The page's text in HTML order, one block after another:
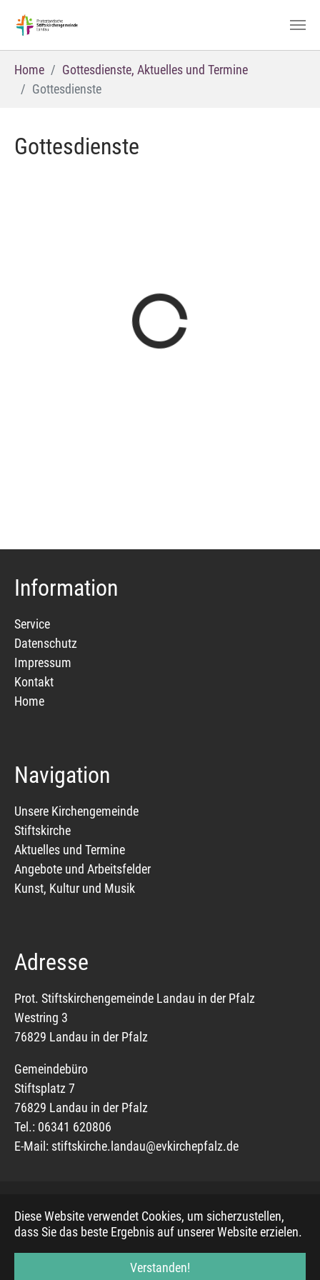
Diese Website verwendet Cookies, um sicherzustellen,
dass Sie das beste Ergebnis auf unserer Website erzielen.
Verstanden!
Home
Gottesdienste, Aktuelles und Termine
Gottesdienste
Gottesdienste
Information
Service
Datenschutz
Impressum
Kontakt
Home
Navigation
Unsere Kirchengemeinde
Stiftskirche
Aktuelles und Termine
Angebote und Arbeitsfelder
Kunst, Kultur und Musik
Adresse
Prot. Stiftskirchengemeinde Landau in der Pfalz
Westring 3
76829 Landau in der Pfalz
Gemeindebüro
Stiftsplatz 7
76829 Landau in der Pfalz
Tel.: 06341 620806
E-Mail: stiftskirche.landau@evkirchepfalz.de
© 2019, Evangelischer Mediendienst, basierend auf